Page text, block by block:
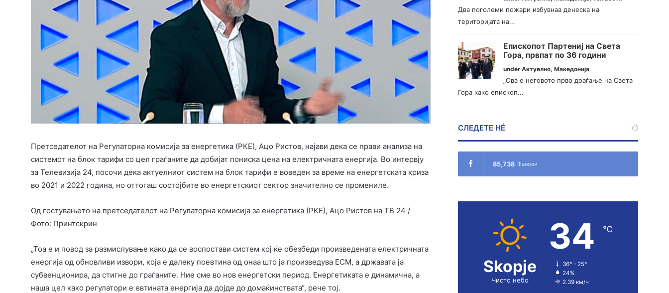
Претседателот на Регулаторна комисија за енергетика (РКЕ), Ацо Ристов, најави дека се прави анализа на
системот на блок тарифи со цел граѓаните да добијат пониска цена на електричната енергија. Во интервју
за Телевизија 24, посочи дека актуелниот систем на блок тарифи е воведен за време на енергетската криза
во 2021 и 2022 година, но оттогаш состојбите во енергетскиот сектор значително се промениле.
Од гостувањето на претседателот на Регулаторна комисија за енергетика (РКЕ), Ацо Ристов на ТВ 24 /
Фото: Принтскрин
„Тоа е и повод за размислување како да се воспостави систем кој ќе обезбеди произведената електричната
енергија од обновливи извори, која е далеку поевтина од онаа што ја произведува ЕСМ, а државата ја
субвенционира, да стигне до граѓаните. Ние сме во нов енергетски период. Енергетиката е динамична, а
наша цел како регулатори е евтината енергија да дојде до домаќинствата“, рече тој.
Два поголеми пожари избувнаа денеска на
територијата на...
Епископот Партениј на Света
Гора, првпат по 36 години
underАктуелно,Македонија
„Ова е неговото прво доаѓање на Света
Гора како епископ...
СЛЕДЕТЕ НÉ
85,738 Фанови
Skopje
Чисто небо
34 ℃
36º - 25º
24%
2.39 км/ч